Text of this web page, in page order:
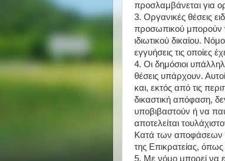
προσλαμβάνεται για
3. Οργανικές θέσεις
προσωπικού μπορούν
ιδιωτικού δικαίου.
εγγυήσεις τις οποίες
4. Οι δημόσιοι
θέσεις υπάρχουν.
και, εκτός από τις
δικαστική απόφαση,
υποβιβαστούν ή να
αποτελείται
Κατά των αποφάσεων
της Επικρατείας, όπως
5. Με νόμο μπορεί να